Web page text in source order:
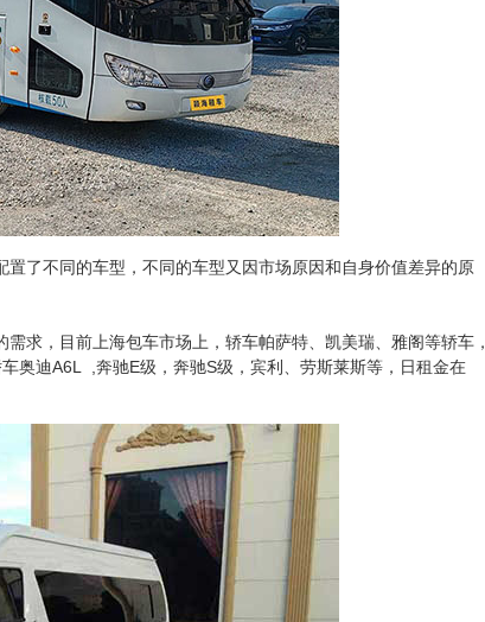
置了不同的车型，不同的车型又因市场原因和自身价值差异的原
求，目前上海包车市场上，轿车帕萨特、凯美瑞、雅阁等轿车，
奥迪A6L ,奔驰E级，奔驰S级，宾利、劳斯莱斯等，日租金在